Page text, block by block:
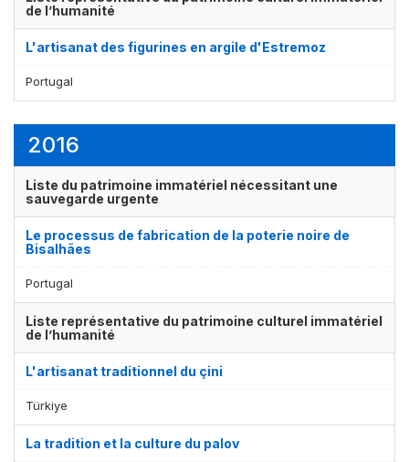
de l’humanité
L'artisanat des figurines en argile d'Estremoz
Portugal
2016
Liste du patrimoine immatériel nécessitant une
sauvegarde urgente
Le processus de fabrication de la poterie noire de
Bisalhães
Portugal
Liste représentative du patrimoine culturel immatériel
de l’humanité
L'artisanat traditionnel du çini
Türkiye
La tradition et la culture du palov